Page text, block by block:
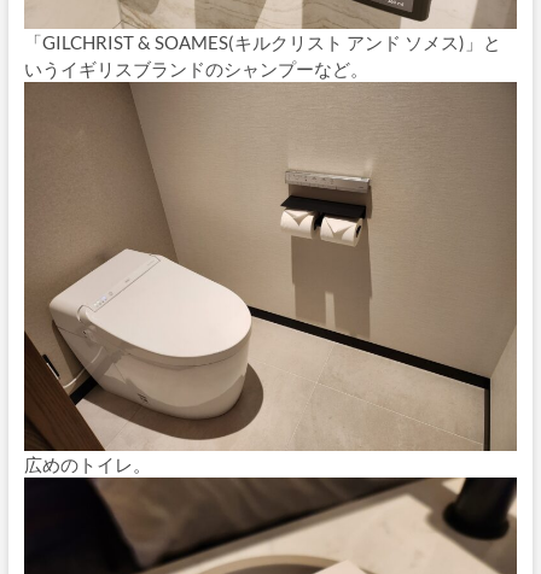
「GILCHRIST & SOAMES(キルクリスト アンド ソメス)」と
いうイギリスブランドのシャンプーなど。
広めのトイレ。